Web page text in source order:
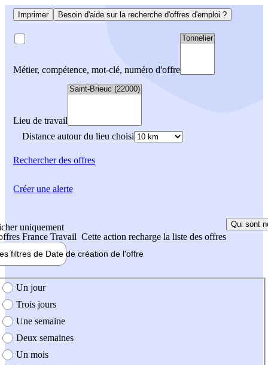
Imprimer Besoin d'aide sur la recherche d'offres d'emploi ?
Métier, compétence, mot-clé, numéro d'offre
Lieu de travail
Distance autour du lieu choisi
Rechercherdes offres
uniquement
France Travail Cette action recharge la liste des offres
Qui sont
filtres de Date de création de l'offre
création de l'offre
Un jour
Trois jours
Une semaine
Deux semaines
Un mois
Créer une alerte